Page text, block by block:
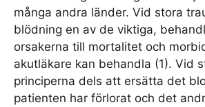
många andra länder. Vid stora
blödning en av de viktiga,
orsakerna till mortalitet och
akutläkare kan behandla (1). Vid
principerna dels att ersätta det
patienten har förlorat och det